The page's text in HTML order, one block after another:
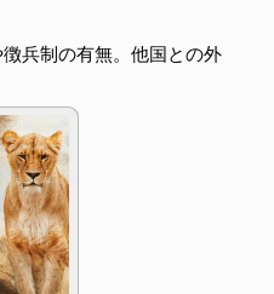
兵制の有無。他国との外